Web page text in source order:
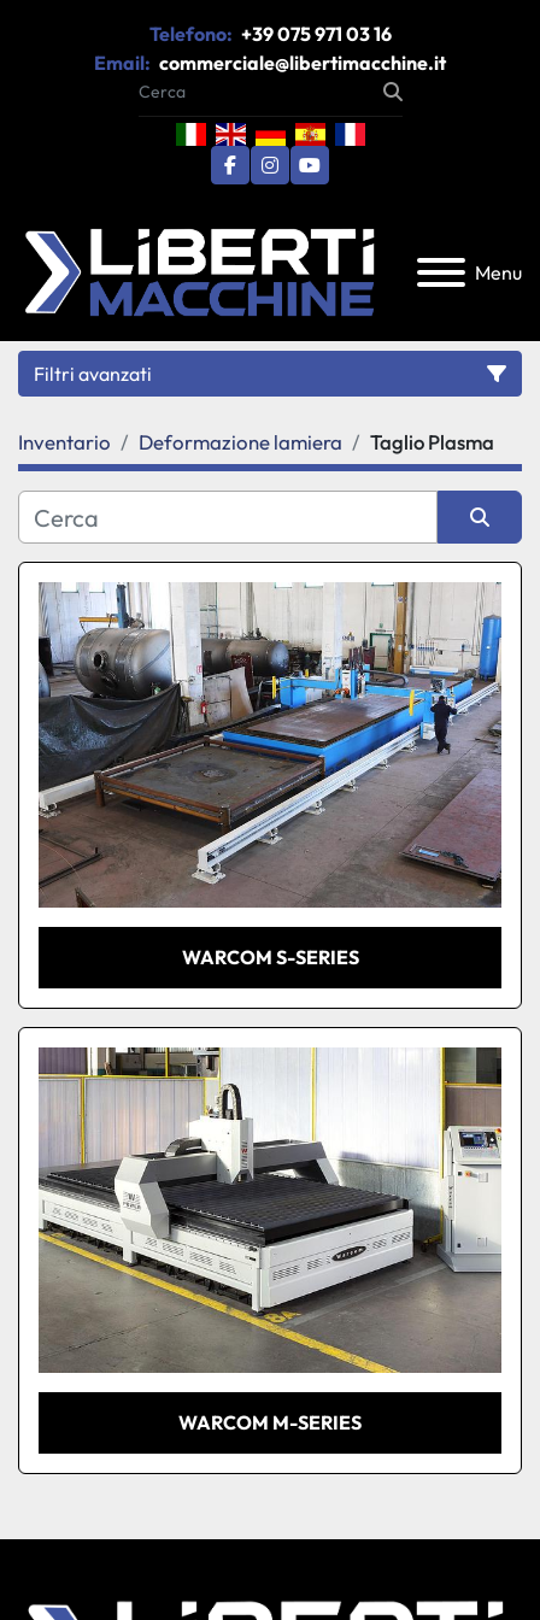
Telefono: +39 075 971 03 16
Email: commerciale@libertimacchine.it
facebook
instagram
youtube
Menu
Filtri avanzati
Categoria
Produttore
Modello
Condizione
Inventario Deformazione lamiera Taglio Plasma
Ordina per
WARCOM S-SERIES
WARCOM M-SERIES